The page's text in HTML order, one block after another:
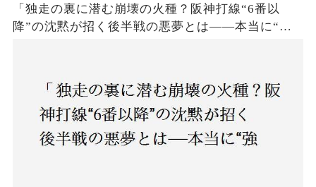
「独走の裏に潜む崩壊の火種？阪神打線“6番以
降”の沈黙が招く後半戦の悪夢とは——本当に“強